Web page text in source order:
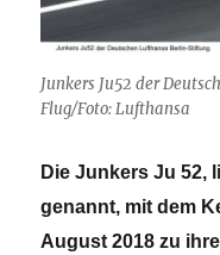
Junkers Ju52 der
Flug/Foto: Lufthansa
Die Junkers Ju 52,
genannt, mit dem
August 2018 zu